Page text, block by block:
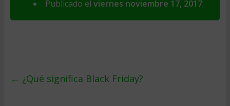
Publicado el viernes noviembre 17, 2017
← ¿Qué significa Black Friday?